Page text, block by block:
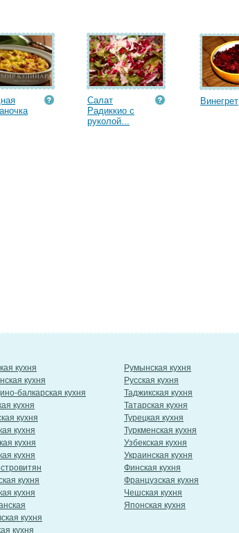
Салат
Радиккио с
руколой...
Винегрет
кухня
кухня
балкарская кухня
кухня
кухня
кухня
кухня
кухня
кухня
кухня
кухня
кухня
Румынская кухня
Русская кухня
Таджикская кухня
Татарская кухня
Турецкая кухня
Туркменская кухня
Узбекская кухня
Украинская кухня
Финская кухня
Французская кухня
Чешская кухня
Японская кухня